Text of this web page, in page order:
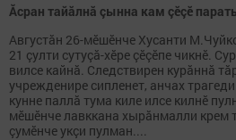
Ăсран тайăлнă çынна кам çӗçӗ
Августăн 26-мӗшӗнче Хусанти
21 çулти сутуçă-хӗре çӗçӗпе чикнӗ.
вилсе кайнă. Следствирен курăннă
учрежденире сипленет, анчах
кунне паллă тума киле илсе килнӗ
мӗшӗнче лавккана хырăнмалли крем
çумӗнче укçи пулман....